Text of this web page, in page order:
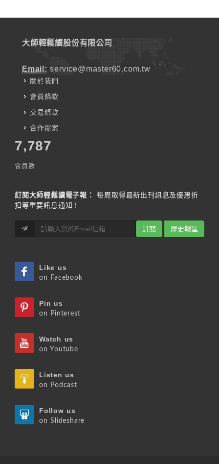
大師輕鬆讀股份有限公司
Email: service@master60.com.tw
關於我們
會員條款
交易條款
合作提案
7,787
會員數
訂閱大師輕鬆讀電子報：
每周取得最新出刊訊息及優惠折
扣等重要訊息通知！
訂閱 歷史報區
Like us
on Facebook
Pin us
on Pinterest
Watch us
on Youtube
Listen us
on Podcast
Follow us
on Slideshare